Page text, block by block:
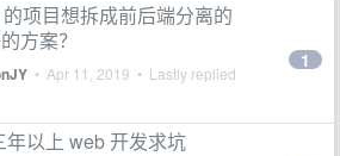
项目想拆成前后端分离的
方案？
• Apr 11, 2019 • Lastly replied
1
年以上 web 开发求坑